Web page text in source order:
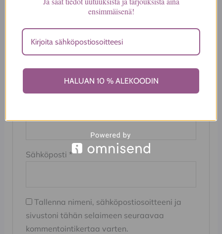
Arviosi*
Sähköposti *
Tallenna nimeni, sähköpostiosoitteeni ja
sivustoni tähän selaimeen seuraavaa
kommentointikertaa varten.
ensimmäisenä!
HALUAN 10 % ALEKOODIN